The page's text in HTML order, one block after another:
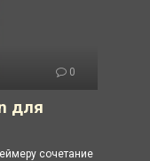
0
для
сочетание